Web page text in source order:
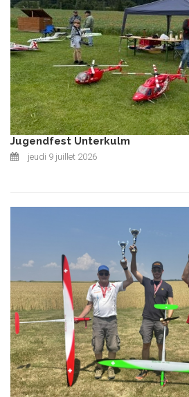
Jugendfest Unterkulm
jeudi 9 juillet 2026